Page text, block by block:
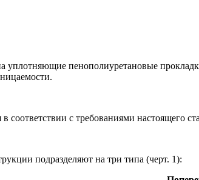
уплотняющие пенополиуретановые
соответствии с требованиями настоящего
подразделяют на три типа (черт. 1):